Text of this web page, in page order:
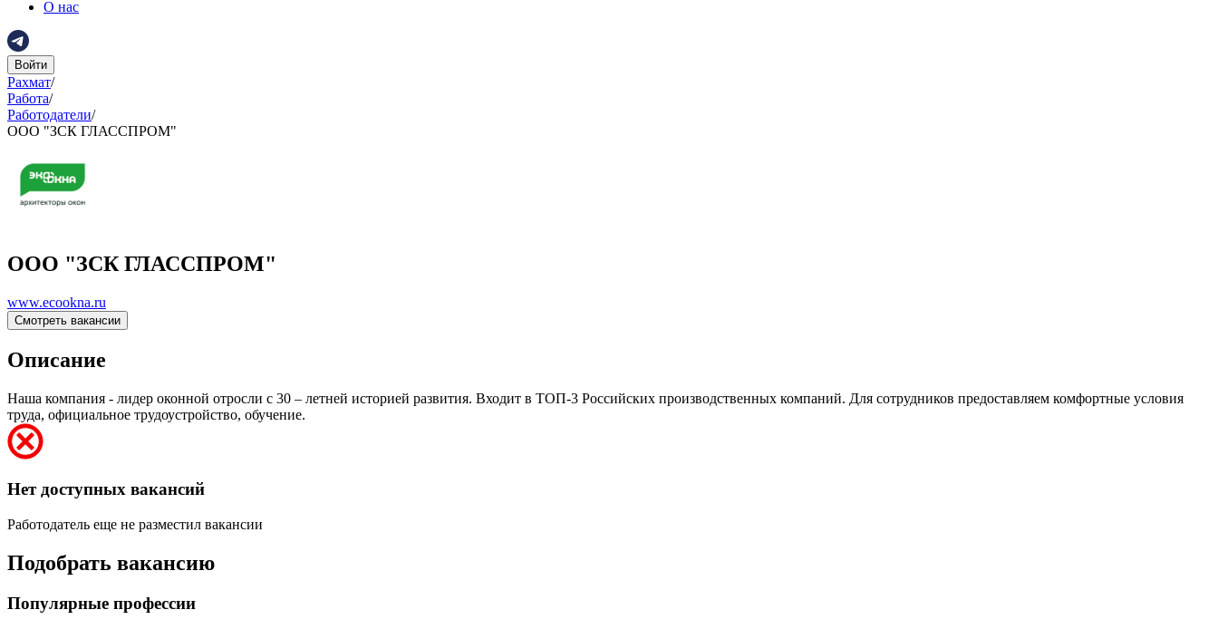
О нас
Войти
Рахмат/
Работа/
Работодатели/
ООО "ЗСК ГЛАССПРОМ"
ООО "ЗСК ГЛАССПРОМ"
www.ecookna.ru
Смотреть вакансии
Описание
Наша компания - лидер оконной отросли с 30 – летней историей развития. Входит в ТОП-3 Российских производственных компаний. Для сотрудников предоставляем комфортные условия
труда, официальное трудоустройство, обучение.
Нет доступных вакансий
Работодатель еще не разместил вакансии
Подобрать вакансию
Популярные профессии